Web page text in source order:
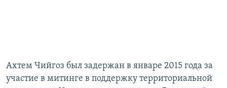
Ахтем Чийгоз был задержан в январе 2015 года за
участие в митинге в поддержку территориальной